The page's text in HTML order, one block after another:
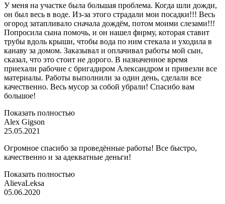
У меня на участке была большая проблема. Когда шли дожди,
он был весь в воде. Из-за этого страдали мои посадки!!! Весь
огород затапливало сначала дождём, потом моими слезами!!!
Попросила сына помочь, и он нашел фирму, которая ставит
трубы вдоль крыши, чтобы вода по ним стекала и уходила в
канаву за домом. Заказывал и оплачивал работы мой сын,
сказал, что это стоит не дорого. В назначенное время
приехали рабочие с бригадиром Александром и привезли все
материалы. Работы выполнили за один день, сделали все
качественно. Весь мусор за собой убрали! Спасибо вам
большое!
Показать полностью
Alex Gigson
25.05.2021
Огромное спасибо за проведённые работы! Все быстро,
качественно и за адекватные деньги!
Показать полностью
AlievaLeksa
05.06.2020